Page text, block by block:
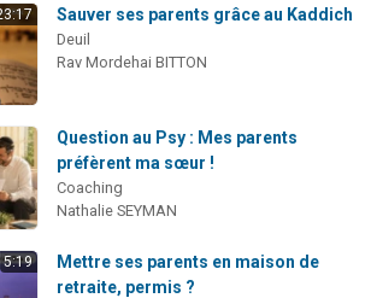
Sauver ses parents grâce au Kaddich
Deuil
Rav Mordehai BITTON
Question au Psy : Mes parents
préfèrent ma sœur !
Coaching
Nathalie SEYMAN
5:19
Mettre ses parents en maison de
retraite, permis ?